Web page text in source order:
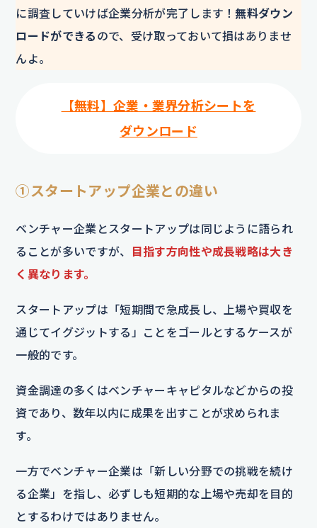
に調査していけば企業分析が完了します！無料ダウン
ロードができる ので、受け取っておいて損はありませ
んよ。
【無料】企業・業界分析シートを
ダウンロード
①スタートアップ企業との違い
ベンチャー企業とスタートアップは同じように語られ
ることが多いですが、
目指す方向性や成長戦略は大き
く異なります。
スタートアップは「短期間で急成長し、上場や買収を
通じてイグジットする」ことをゴールとするケースが
一般的です。
資金調達の多くはベンチャーキャピタルなどからの投
資であり、数年以内に成果を出すことが求められま
す。
一方でベンチャー企業は「新しい分野での挑戦を続け
る企業」を指し、必ずしも短期的な上場や売却を目的
とするわけではありません。